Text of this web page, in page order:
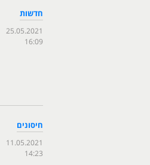
חדשות
25.05.2021
16:09
חיסונים
11.05.2021
14:23